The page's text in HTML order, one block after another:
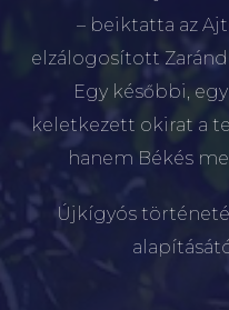
– beiktatta az
elzálogosított
Egy későbbi,
keletkezett okirat a
hanem Békés
Újkígyós